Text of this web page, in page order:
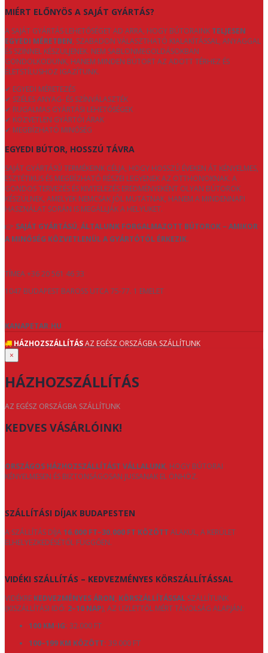
MIÉRT ELŐNYÖS A SAJÁT GYÁRTÁS?
A SAJÁT GYÁRTÁS LEHETŐSÉGET AD ARRA, HOGY BÚTORAINK TELJESEN
EGYEDI MÉRETBEN, SZABADON VÁLASZTHATÓ KIALAKÍTÁSSAL, ANYAGGAL
ÉS SZÍNNEL KÉSZÜLJENEK. NEM SABLONMEGOLDÁSOKBAN
GONDOLKODUNK, HANEM MINDEN BÚTORT AZ ADOTT TÉRHEZ ÉS
ÉLETSTÍLUSHOZ IGAZÍTUNK.
✔ EGYEDI MÉRETEZÉS
✔ SZÉLES ANYAG- ÉS SZÍNVÁLASZTÉK
✔ RUGALMAS GYÁRTÁSI LEHETŐSÉGEK
✔ KÖZVETLEN GYÁRTÓI ÁRAK
✔ MEGBÍZHATÓ MINŐSÉG
EGYEDI BÚTOR, HOSSZÚ TÁVRA
SAJÁT GYÁRTÁSÚ TERMÉKEINK CÉLJA, HOGY HOSSZÚ ÉVEKEN ÁT KÉNYELMES,
ESZTÉTIKUS ÉS MEGBÍZHATÓ RÉSZEI LEGYENEK AZ OTTHONOKNAK. A
GONDOS TERVEZÉS ÉS KIVITELEZÉS EREDMÉNYEKÉNT OLYAN BÚTOROK
KÉSZÜLNEK, AMELYEK NEMCSAK JÓL MUTATNAK, HANEM A MINDENNAPI
HASZNÁLAT SORÁN IS MEGÁLLJÁK A HELYÜKET.
👉 SAJÁT GYÁRTÁSÚ, ÁLTALUNK FORGALMAZOTT BÚTOROK – AMIKOR
A MINŐSÉG KÖZVETLENÜL A GYÁRTÓTÓL ÉRKEZIK.
TÍMEA +36 20 561 46 33
1047 BUDAPEST BAROSS UTCA 75-77. 1 EMELET
KANAPETAR.HU
HÁZHOZSZÁLLÍTÁSAZ EGÉSZ ORSZÁGBA SZÁLLÍTUNK
×
HÁZHOZSZÁLLÍTÁS
AZ EGÉSZ ORSZÁGBA SZÁLLÍTUNK
KEDVES VÁSÁRLÓINK!
ORSZÁGOS HÁZHOZSZÁLLÍTÁST VÁLLALUNK, HOGY BÚTORAI
KÉNYELMESEN ÉS BIZTONSÁGOSAN JUSSANAK EL ÖNHÖZ.
SZÁLLÍTÁSI DÍJAK BUDAPESTEN
A SZÁLLÍTÁS DÍJA16.000 FT–30.000 FT KÖZÖTT ALAKUL, A KERÜLET
ELHELYEZKEDÉSÉTŐL FÜGGŐEN.
VIDÉKI SZÁLLÍTÁS – KEDVEZMÉNYES KÖRSZÁLLÍTÁSSAL
VIDÉKRE KEDVEZMÉNYES ÁRON, KÖRSZÁLLÍTÁSSAL SZÁLLÍTUNK
(KISZÁLLÍTÁSI IDŐ: 2–10 NAP), AZ ÜZLETTŐL MÉRT TÁVOLSÁG ALAPJÁN:
100 KM-IG: 32.000 FT
100–199 KM KÖZÖTT: 39.000 FT